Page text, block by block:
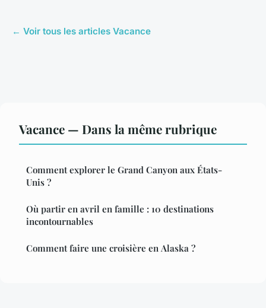
← Voir tous les articles Vacance
Vacance — Dans la même rubrique
Comment explorer le Grand Canyon aux États-
Unis ?
Où partir en avril en famille : 10 destinations
incontournables
Comment faire une croisière en Alaska ?